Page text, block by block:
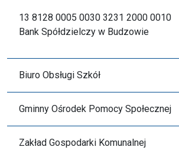
13 8128 0005 0030 3231 2000 0010
Bank Spółdzielczy w Budzowie
Biuro Obsługi Szkół
Gminny Ośrodek Pomocy Społecznej
Zakład Gospodarki Komunalnej